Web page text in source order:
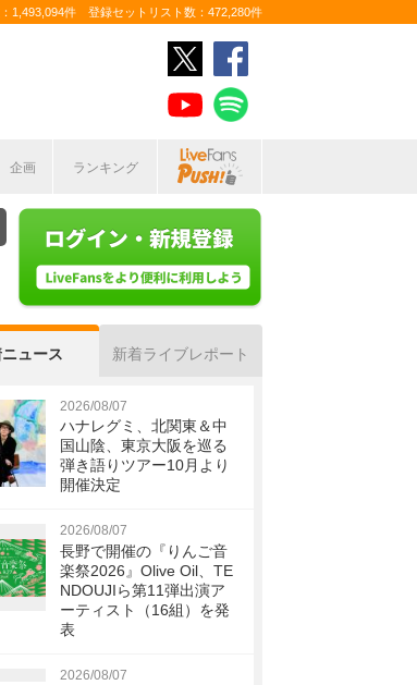
1,493,094件 登録セットリスト数：472,280件
企画 ランキング
ュース 新着ライブレポート
2026/08/07
ハナレグミ、北関東＆中
国山陰、東京大阪を巡る
弾き語りツアー10月より
開催決定
2026/08/07
長野で開催の『りんご音
楽祭2026』Olive Oil、TE
NDOUJIら第11弾出演ア
ーティスト（16組）を発
表
2026/08/07